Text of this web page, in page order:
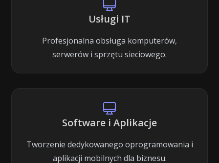
Usługi IT
Profesjonalna obsługa komputerów,
serwerów i sprzętu sieciowego.
Software i Aplikacje
Tworzenie dedykowanego oprogramowania i
aplikacji mobilnych dla biznesu.